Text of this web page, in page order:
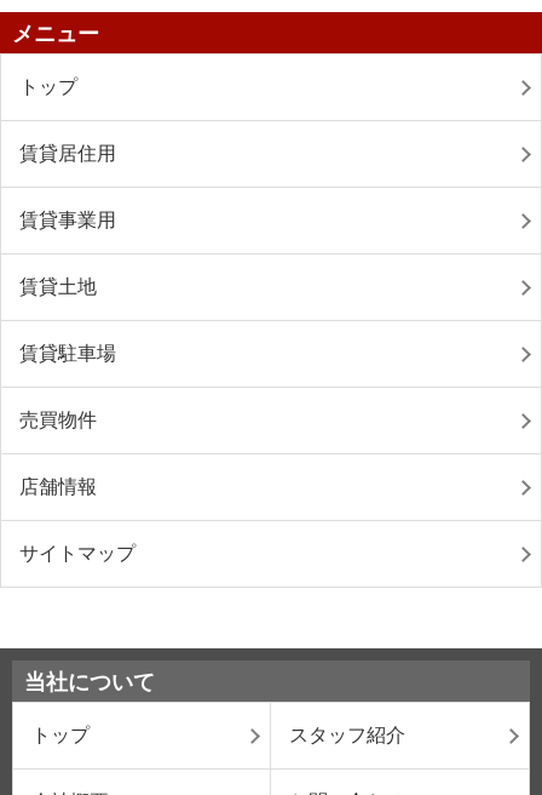
メニュー
トップ
賃貸居住用
賃貸事業用
賃貸土地
賃貸駐車場
売買物件
店舗情報
サイトマップ
当社について
トップ スタッフ紹介